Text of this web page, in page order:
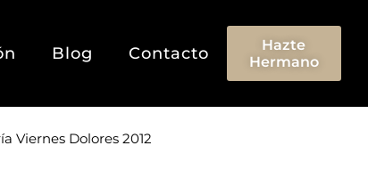
Blog Contacto
Hazte
Hermano
Viernes Dolores 2012